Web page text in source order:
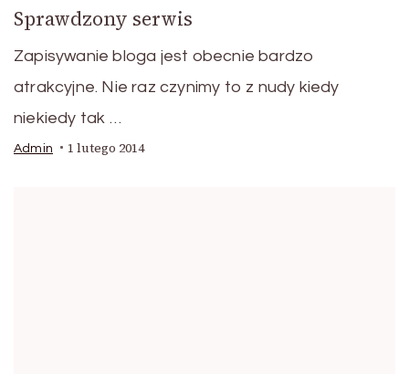
Sprawdzony serwis
Zapisywanie bloga jest obecnie bardzo
atrakcyjne. Nie raz czynimy to z nudy kiedy
niekiedy tak …
Admin 1 lutego 2014